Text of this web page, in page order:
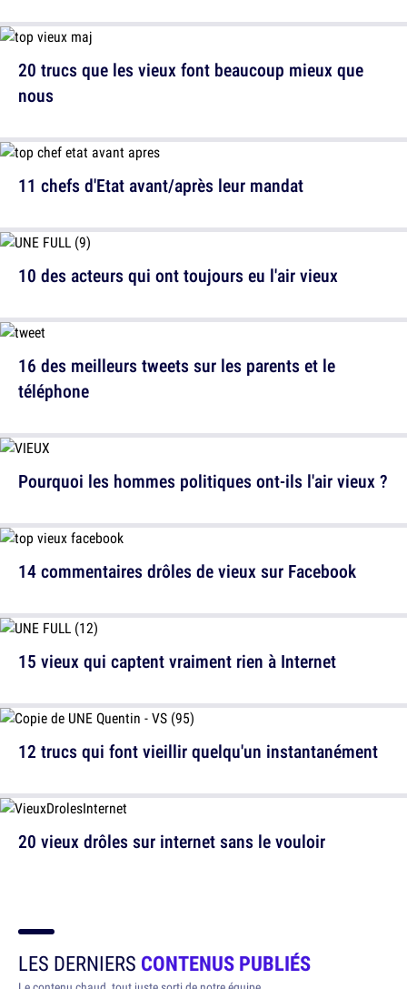
20 trucs que les vieux font beaucoup mieux que
nous
10 des acteurs qui ont toujours eu l'air vieux
Pourquoi les hommes politiques ont-ils l'air vieux ?
15 vieux qui captent vraiment rien à Internet
20 vieux drôles sur internet sans le vouloir
11 chefs d'Etat avant/après leur mandat
16 des meilleurs tweets sur les parents et le
téléphone
14 commentaires drôles de vieux sur Facebook
12 trucs qui font vieillir quelqu'un instantanément
LES DERNIERS CONTENUS PUBLIÉS